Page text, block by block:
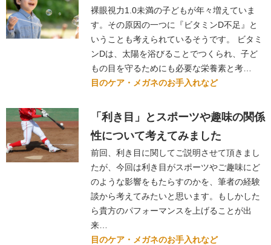
裸眼視力1.0未満の子どもが年々増えていま
す。その原因の一つに『ビタミンD不足』と
いうことも考えられているそうです。 ビタミ
ンDは、太陽を浴びることでつくられ、子ど
もの目を守るためにも必要な栄養素と考…
目のケア・メガネのお手入れなど
「利き目」とスポーツや趣味の関係
性について考えてみました
前回、利き目に関してご説明させて頂きまし
たが、今回は利き目がスポーツやご趣味にど
のような影響をもたらすのかを、筆者の経験
談から考えてみたいと思います。もしかした
ら貴方のパフォーマンスを上げることが出
来…
目のケア・メガネのお手入れなど